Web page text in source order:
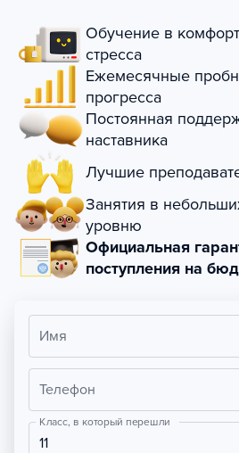
Обучение в
стресса
Ежемесячные
прогресса
Постоянная
наставника
Лучшие
Занятия в
уровню
Официальная
поступления на
Имя
Телефон
Класс, в который перешли
11